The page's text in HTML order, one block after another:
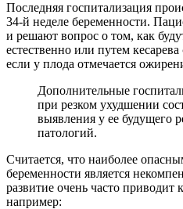
Последняя госпитализация
34-й неделе беременности.
и решают вопрос о том, как
естественно или путем
если у плода отмечается
Дополнительные
при резком ухудшении
выявления у ее будущего
патологий.
Считается, что наиболее
беременности является
развитие очень часто
например: